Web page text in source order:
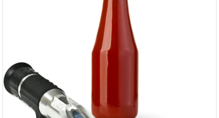
e-Plus Innovation
ENGLO
EXCEL
FISCHER